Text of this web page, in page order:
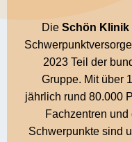
Die Schön Klinik
2023 Teil der
Gruppe. Mit über
jährlich rund 80.000
Fachzentren
Schwerpunkte sind